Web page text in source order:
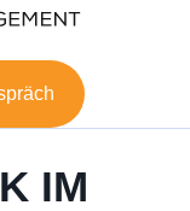
IM